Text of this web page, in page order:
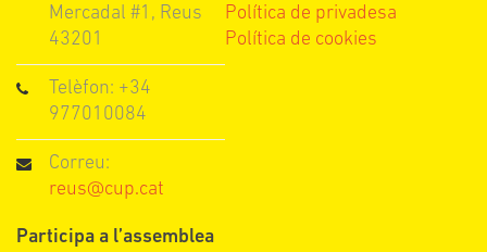
Mercadal #1, Reus
43201
Telèfon: +34
977010084
Correu:
reus@cup.cat
Participa a l’assemblea
Política de privadesa
Política de cookies